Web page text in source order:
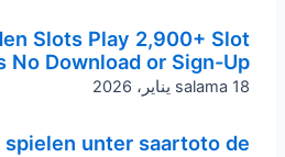
Slots Play 2,900+ Slot
No Download or Sign-Up
salama 18 يناير، 2026
unter saartoto de